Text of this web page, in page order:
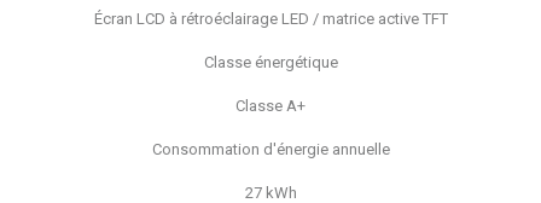
Écran LCD à rétroéclairage LED / matrice active TFT
Classe énergétique
Classe A+
Consommation d'énergie annuelle
27 kWh